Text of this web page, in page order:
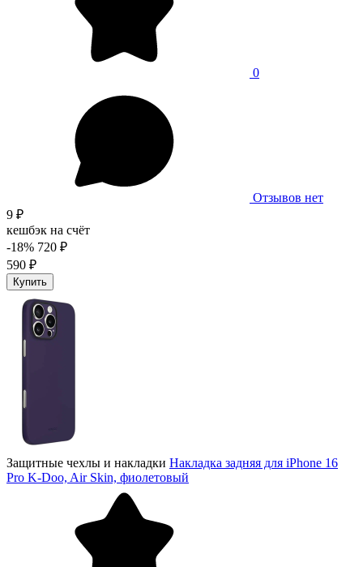
0
Отзывов нет
9 ₽
кешбэк на счёт
-18% 720 ₽
590 ₽
Купить
Защитные чехлы и накладки Накладка задняя для iPhone 16
Pro K-Doo, Air Skin, фиолетовый